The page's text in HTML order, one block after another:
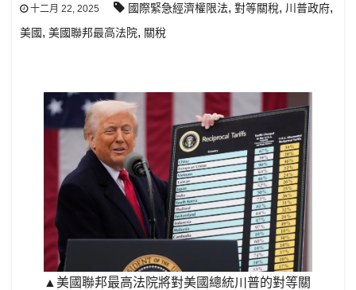
十二月 22, 2025 國際緊急經濟權限法, 對等關稅, 川普政府,
美國, 美國聯邦最高法院, 關稅
▲美國聯邦最高法院將對美國總統川普的對等關